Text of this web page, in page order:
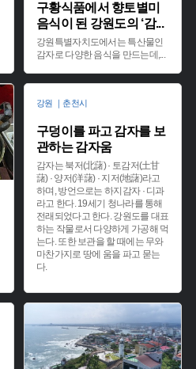
구황식품에서 향토별미
음식이 된 강원도의 ‘감...
강원특별자치도에서는 특산물인
감자로 다양한 음식을 만드는데,...
강원 ｜춘천시
구덩이를 파고 감자를 보
관하는 감자움
감자는 북저(北藷) · 토감저(土甘
藷) · 양저(洋藷) · 지저(地藷)라고
하며, 방언으로는 하지감자 · 디과
라고 한다. 19세기 청나라를 통해
전래되었다고 한다. 강원도를 대표
하는 작물로서 다양하게 가공해 먹
는다. 또한 보관을 할 때에는 무와
마찬가지로 땅에 움을 파고 묻는
다.